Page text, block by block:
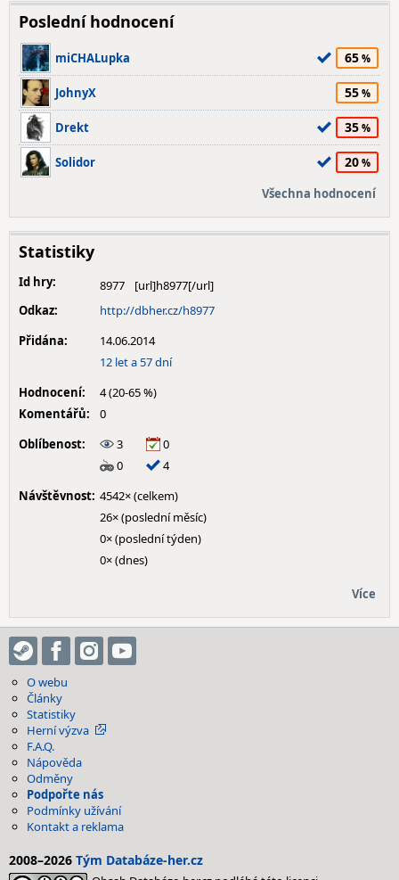
Poslední hodnocení
miCHALupka 65
JohnyX 55
Drekt 35
Solidor 20
Všechna hodnocení
Statistiky
Id hry:
8977
Odkaz:
http://dbher.cz/h8977
Přidána:
14.06.2014
12 let a 57 dní
Hodnocení:
4 (20-65 %)
Komentářů:
0
Oblíbenost:
3
0
0
4
Návštěvnost: 4542× (celkem)
26× (poslední měsíc)
0× (poslední týden)
0× (dnes)
Více
O webu
Články
Statistiky
Herní výzva
F.A.Q.
Nápověda
Odměny
Podpořte nás
Podmínky užívání
Kontakt a reklama
2008–2026 Tým Databáze-her.cz